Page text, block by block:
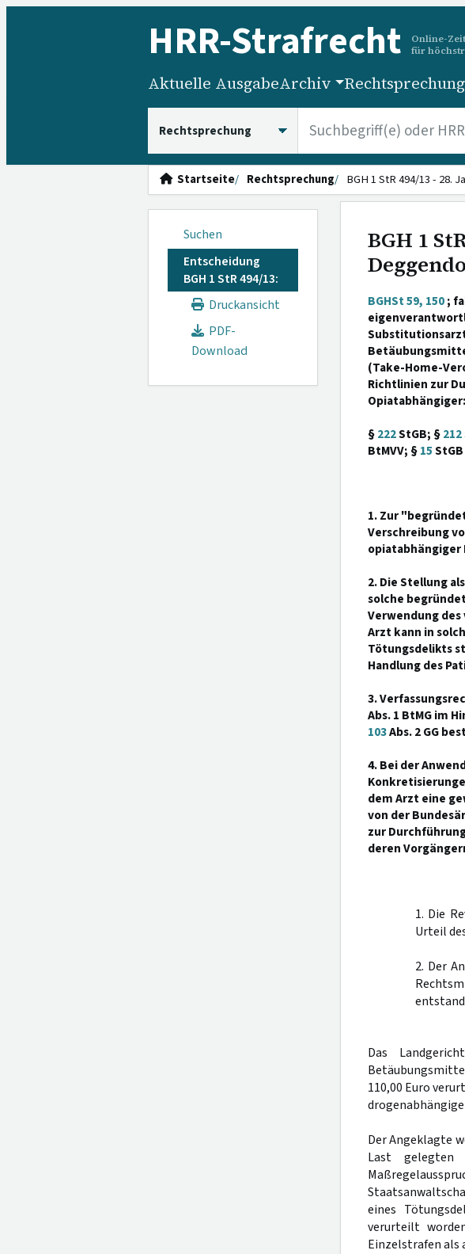
HRR-Strafrecht
Online-
für
Aktuelle AusgabeArchiv Rechtsprechung
Startseite Rechtsprechung BGH 1 StR 494/13 - 28.
Suchen
Entscheidung
BGH 1 StR 494/13:
Druckansicht
PDF-
Download
BGH 1
BGHSt 59, 150;
(Take-Home-
Richtlinien zur
§222StGB; §212
BtMVV; §15StGB
1. Zur
Verschreibung
opiatabhängiger
2. Die Stellung
solche
Verwendung
Arzt kann in
Tötungsdelikts
Handlung des
3.
Abs. 1 BtMG im
103Abs. 2 GG
4. Bei der
dem Arzt eine
von der
zur
deren
1. Die
Urteil
2. Der
Das
110,00 Euro
Der Angeklagte
Last
eines
verurteilt
Einzelstrafen als